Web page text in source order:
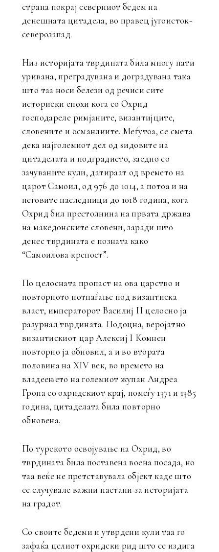
страна покрај северниот бедем на
денешната цитадела, во правец југоисток-
северозапад.
Низ историјата тврдината била многу пати
уривана, преградувана и доградувана така
што таа носи белези од речиси сите
историски епохи кога со Охрид
господареле римјаните, византијците,
словените и османлиите. Меѓутоа, се смета
дека најголемиот дел од ѕидовите на
цитаделата и подградието, заедно со
зачуваните кули, датираат од времето на
царот Самоил, од 976 до 1014, а потоа и на
неговите наследници до 1018 година, кога
Охрид бил престолнина на првата држава
на македонските словени, заради што
денес тврдината е позната како
“Самоилова крепост”.
По целосната пропаст на ова царство и
повторното потпаѓање под византиска
власт, императорот Василиј II целосно ја
разурнал тврдината. Подоцна, веројатно
византискиот цар Алексиј I Комнен
повторно ја обновил, а и во втората
половина на XIV век, во времето на
владеењето на големиот жупан Андреа
Гропа со охридскиот крај, помеѓу 1371 и 1385
година, цитаделата била повторно
обновена.
По турското освојување на Охрид, во
тврдината била поставена воена посада, но
таа веќе не претставувала објект каде што
се случувале важни настани за историјата
на градот.
Со своите бедеми и утврдени кули таа го
зафаќа целиот охридски рид што се издига